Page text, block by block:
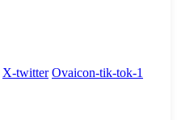
X-twitter Ovaicon-tik-tok-1